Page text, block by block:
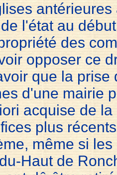
l'état au
des
opposer ce
que la prise
d'une mairie
acquise de
plus
même si
Haut de